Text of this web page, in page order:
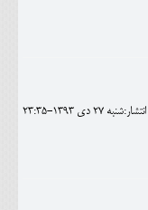
انتشار:شنبه 27 دی 1393-23:35